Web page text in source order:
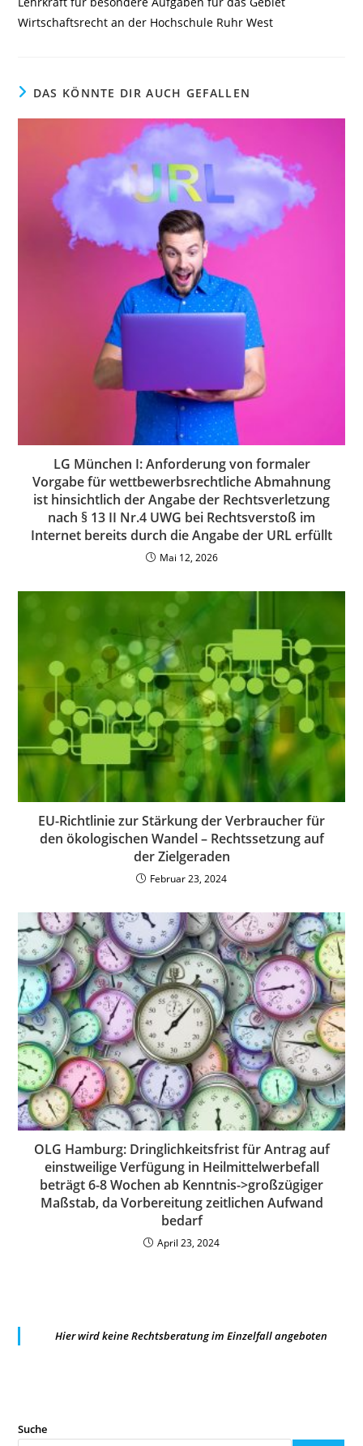
Wirtschaftsrecht an der Hochschule Ruhr West
DAS KÖNNTE DIR AUCH GEFALLEN
LG München I: Anforderung von formaler
Vorgabe für wettbewerbsrechtliche Abmahnung
ist hinsichtlich der Angabe der Rechtsverletzung
nach § 13 II Nr.4 UWG bei Rechtsverstoß im
Internet bereits durch die Angabe der URL erfüllt
Mai 12, 2026
EU-Richtlinie zur Stärkung der Verbraucher für
den ökologischen Wandel – Rechtssetzung auf
der Zielgeraden
Februar 23, 2024
OLG Hamburg: Dringlichkeitsfrist für Antrag auf
einstweilige Verfügung in Heilmittelwerbefall
beträgt 6-8 Wochen ab Kenntnis->großzügiger
Maßstab, da Vorbereitung zeitlichen Aufwand
bedarf
April 23, 2024
Hier wird keine Rechtsberatung im Einzelfall angeboten
Suche